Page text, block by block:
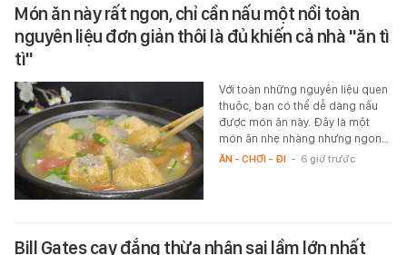
Món ăn này rất ngon, chỉ cần nấu một nồi toàn
nguyên liệu đơn giản thôi là đủ khiến cả nhà "ăn tì
tì"
Với toàn những nguyên liệu quen
thuộc, bạn có thể dễ dàng nấu
được món ăn này. Đây là một
món ăn nhẹ nhàng nhưng ngon…
ĂN - CHƠI - ĐI - 6 giờ trước
Bill Gates cay đắng thừa nhận sai lầm lớn nhất